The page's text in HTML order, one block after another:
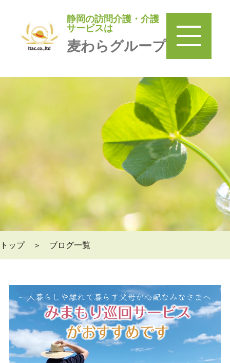
静岡の訪問介護・介護
サービスは
麦わらグループ
静岡の訪問介護・介護サービ
スは
麦わらグループ
＞
訪問介護 麦わら ＞
みまもり巡回麦わら家 ＞
よくある質問Q&A ＞
ブログ ＞
トップ ＞ ブログ一覧